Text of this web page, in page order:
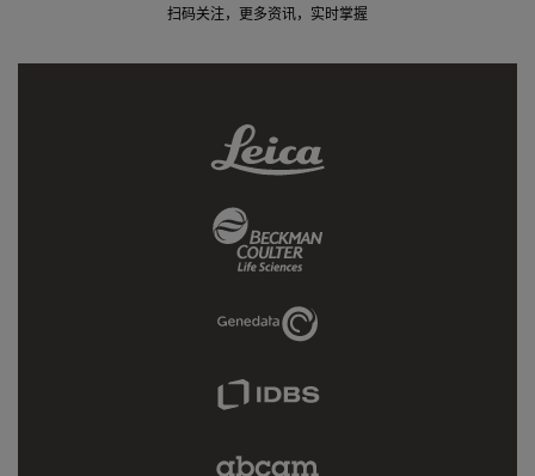
扫码关注，更多资讯，实时掌握
Leica
Link
Coulter
Link
Genedata
Link
IDBS
Abcam